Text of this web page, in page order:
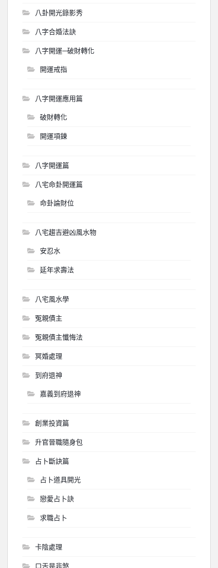
八卦開光錄影秀
八字合婚法訣
八字開運─破財轉化
開運戒指
八字開運應用篇
破財轉化
開運項鍊
八字開運篇
八宅命卦開運篇
命卦論財位
八宅趨吉避凶風水物
安忍水
延年求壽法
八宅風水學
冤親債主
冤親債主懺悔法
冥婚處理
到府退神
嘉義到府退神
創業投資篇
升官晉職隨身包
占卜斷訣篇
占卜道具開光
戀愛占卜訣
求職占卜
卡陰處理
口舌是非煞